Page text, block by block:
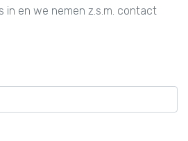
in en we nemen z.s.m. contact